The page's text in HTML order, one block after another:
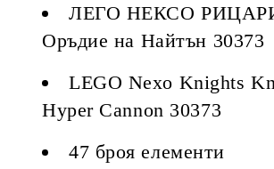
ЛЕГО НЕКСО
Оръдие на Найтън 30373
LEGO Nexo Knights
Hyper Cannon 30373
47 броя елементи